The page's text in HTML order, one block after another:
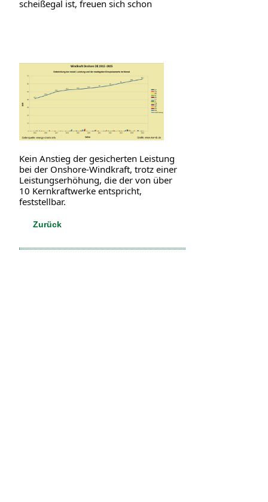
Kein Anstieg der gesicherten Leistung
bei der Onshore-Windkraft, trotz einer
Leistungserhöhung, die der von über
10 Kernkraftwerke entspricht,
feststellbar.
Zurück